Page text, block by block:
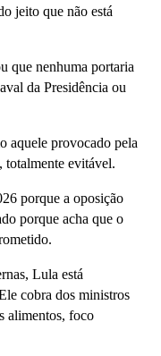
jeito que não está
que nenhuma portaria
da Presidência ou
aquele provocado pela
totalmente evitável.
porque a oposição
porque acha que o
Lula está
cobra dos ministros
alimentos, foco